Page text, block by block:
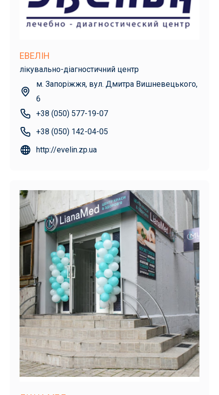
ЕВЕЛІН
лікувально-діагностичний центр
м. Запоріжжя, вул. Дмитра Вишневецького,
6
+38 (050) 577-19-07
+38 (050) 142-04-05
http://evelin.zp.ua